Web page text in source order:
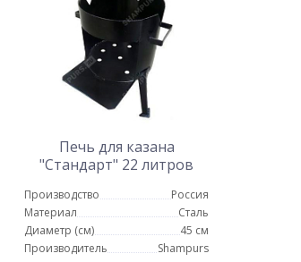
Печь для казана
"Стандарт" 22 литров
Производство
Россия
Материал
Сталь
Диаметр (см)
45 см
Производитель
Shampurs